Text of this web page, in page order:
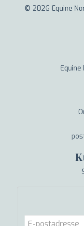
© 2026 Equine